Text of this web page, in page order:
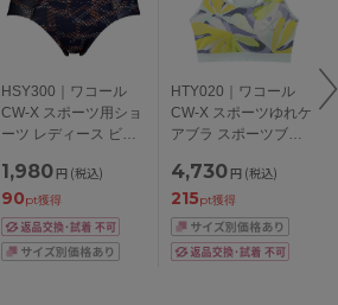
HSY300｜ワコール
CW-X スポーツ用ショ
ーツ レディース ビキ
S/M/L/LL
1,980 円 (税込)
90pt獲得
HTY020｜ワコール
CW-X スポーツゆれケ
アブラ スポーツブラ
4,730 円 (税込)
215pt獲得